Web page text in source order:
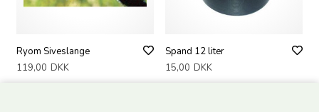
Ryom Siveslange
119,00 DKK
Spand 12 liter
15,00 DKK